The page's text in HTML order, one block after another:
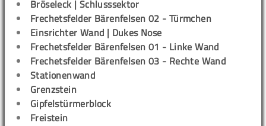
Bröseleck | Schlusssektor
Frechetsfelder Bärenfelsen 02 - Türmchen
Einsrichter Wand | Dukes Nose
Frechetsfelder Bärenfelsen 01 - Linke Wand
Frechetsfelder Bärenfelsen 03 - Rechte Wand
Stationenwand
Grenzstein
Gipfelstürmerblock
Freistein